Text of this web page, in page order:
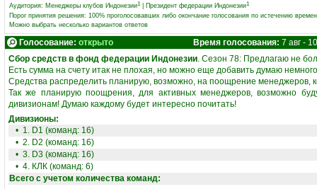
Аудитория: Менеджеры клубов Индонезии1 Президент федерации Индонезии1
Порог принятия решения: 100% проголосовавших либо окончание голосования по истечению
Можно выбрать несколько вариантов ответов
Голосование: открыто Время голосования: 7 авг -
Сбор средств в фонд федерации Индонезии. Сезон 78: Предлагаю не
Есть сумма на счету итак не плохая, но можно еще добавить думаю
Средства распределить планирую, возможно, на поощрение менеджеров,
Так же планирую поощрения, для активных менеджеров, возможно
дивизионам! Думаю каждому будет интересно почитать!
Дивизионы:
• 1. D1 (команд: 16)
• 2. D2 (команд: 16)
• 3. D3 (команд: 16)
• 4. КЛК (команд: 6)
Всего с учетом количества команд: